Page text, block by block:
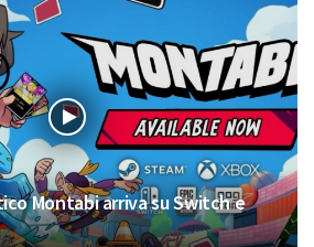
Montabi arriva su Switch e